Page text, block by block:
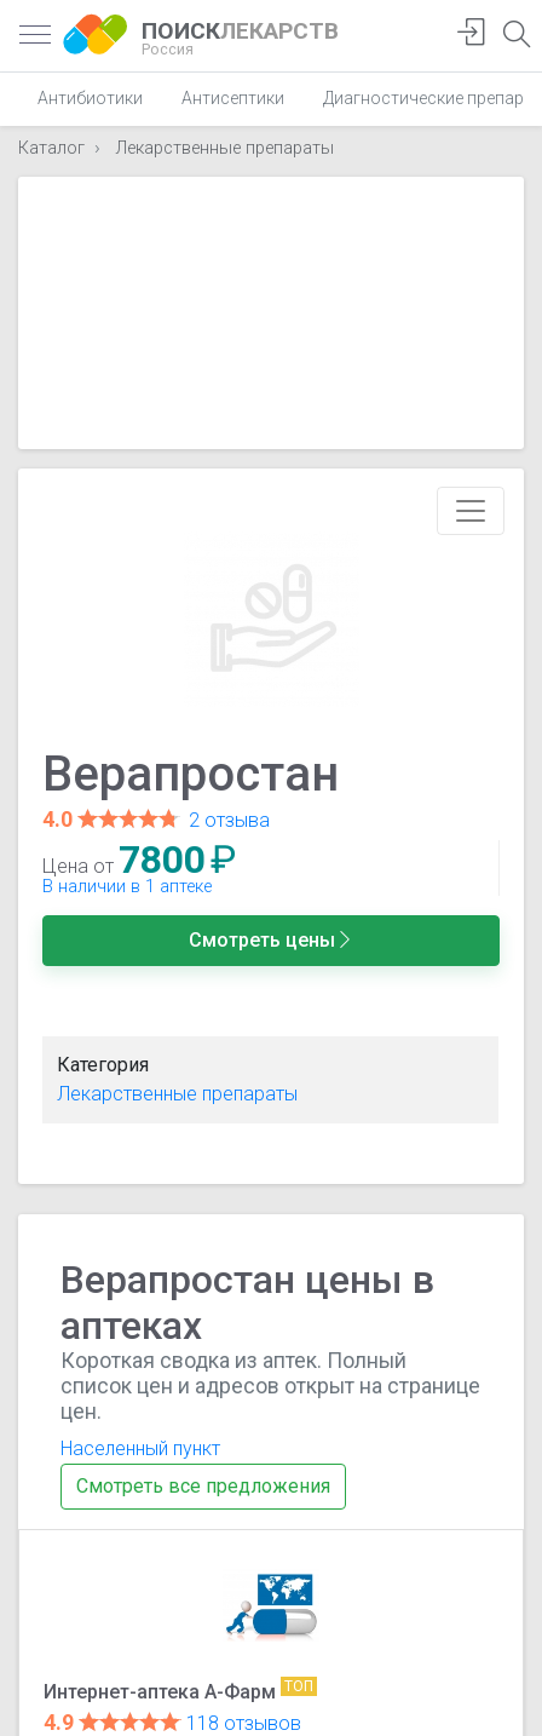
ПОИСКЛЕКАРСТВ
Россия
Антибиотики Антисептики Диагностические
Каталог Лекарственные препараты
Верапростан
4.0
2 отзыва
Цена от 7800₽
В наличии в 1 аптеке
Смотреть цены
Категория
Лекарственные препараты
Верапростан цены в
аптеках
Короткая сводка из аптек. Полный
список цен и адресов открыт на странице
цен.
Населенный пункт
Смотреть все предложения
Интернет-аптека А-Фарм ТОП
4.9
118 отзывов